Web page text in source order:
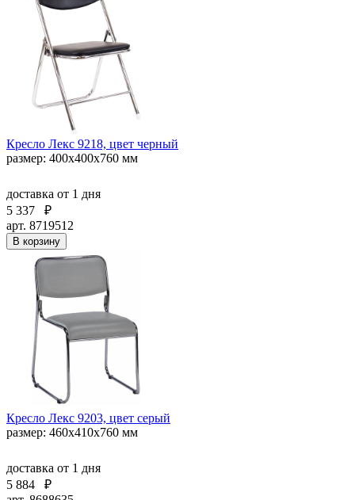
Кресло Лекс 9218, цвет черный
размер: 400х400х760 мм
доставка от 1 дня
5 337
₽
арт. 8719512
В корзину
Кресло Лекс 9203, цвет серый
размер: 460х410х760 мм
доставка от 1 дня
5 884
₽